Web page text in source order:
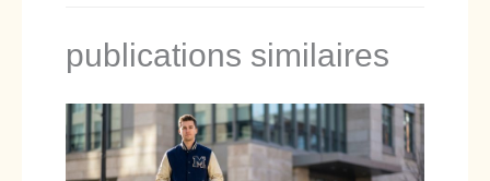
publications similaires